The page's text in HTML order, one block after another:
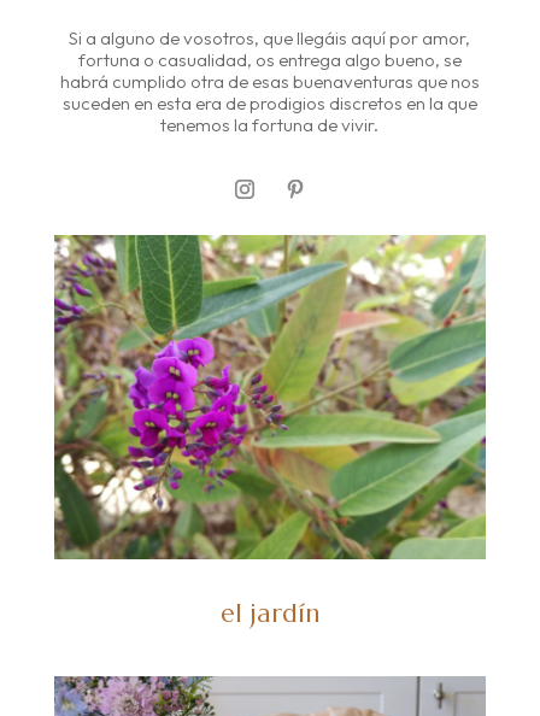
Si a alguno de vosotros, que llegáis aquí por amor,
fortuna o casualidad, os entrega algo bueno, se
habrá cumplido otra de esas buenaventuras que nos
suceden en esta era de prodigios discretos en la que
tenemos la fortuna de vivir.
el jardín